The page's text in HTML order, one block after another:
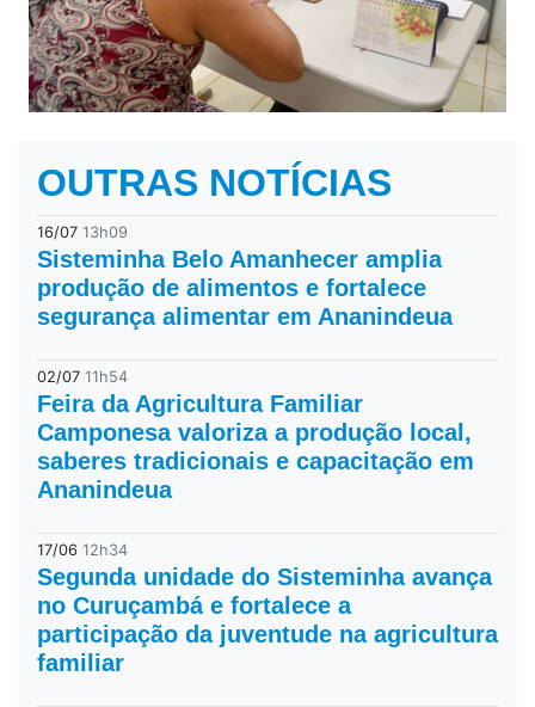
OUTRAS NOTÍCIAS
16/07 13h09
Sisteminha Belo Amanhecer amplia
produção de alimentos e fortalece
segurança alimentar em Ananindeua
02/07 11h54
Feira da Agricultura Familiar
Camponesa valoriza a produção local,
saberes tradicionais e capacitação em
Ananindeua
17/06 12h34
Segunda unidade do Sisteminha avança
no Curuçambá e fortalece a
participação da juventude na agricultura
familiar